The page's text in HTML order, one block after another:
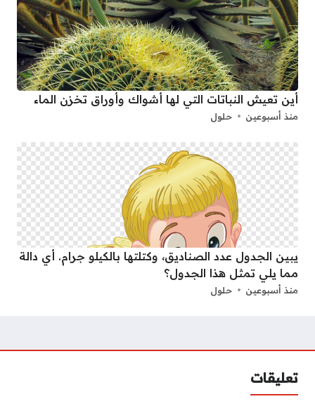
أين تعيش النباتات التي لها أشواك وأوراق تخزن الماء
منذ أسبوعين حلول
يبين الجدول عدد الصناديق، وكتلتها بالكيلو جرام. أي دالة
مما يلي تمثل هذا الجدول؟
منذ أسبوعين حلول
تعليقات